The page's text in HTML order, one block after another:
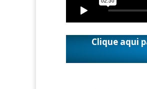
Clique aqui